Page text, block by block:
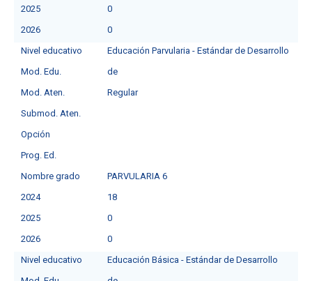
2025
0
2026
0
Nivel educativo
Educación Parvularia - Estándar de Desarrollo
Mod. Edu.
de
Mod. Aten.
Regular
Submod. Aten.
Opción
Prog. Ed.
Nombre grado
PARVULARIA 6
2024
18
2025
0
2026
0
Nivel educativo
Educación Básica - Estándar de Desarrollo